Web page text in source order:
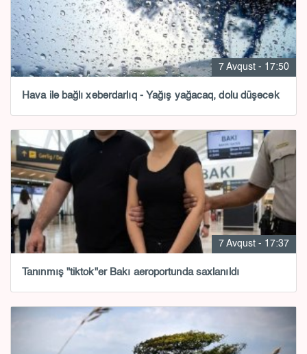
7 Avqust - 17:50
Hava ilə bağlı xəbərdarlıq - Yağış yağacaq, dolu düşəcək
7 Avqust - 17:37
Tanınmış "tiktok"er Bakı aeroportunda saxlanıldı